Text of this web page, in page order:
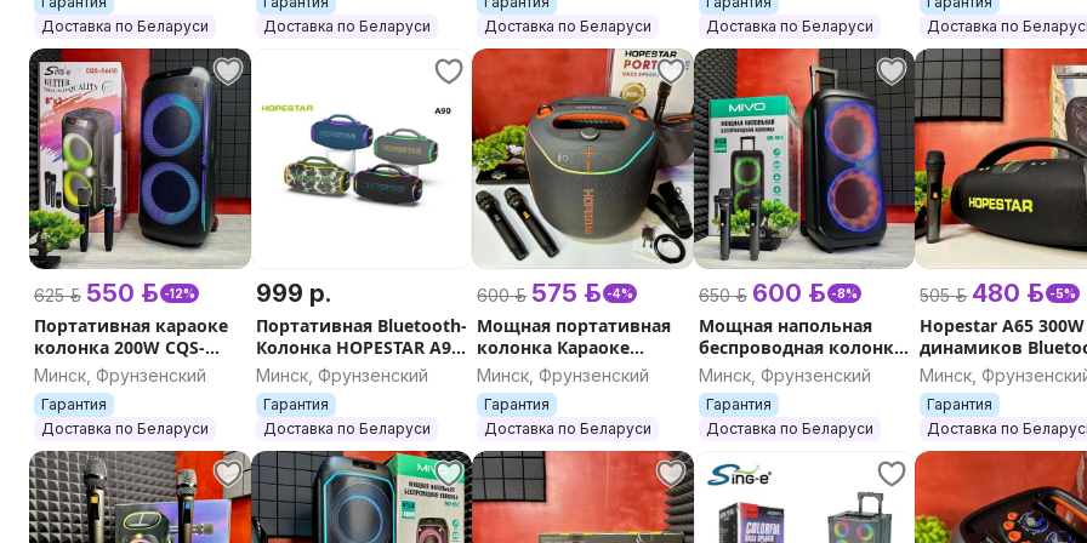
система с RGB
подсветкой
Доставка по Беларуси
подсветка,
беспроводная, караоке
Доставка по Беларуси
динамиков,
беспроводная
Доставка по Беларуси
Bluetooth ,
беспроводная
Доставка по Беларуси
экраном и
микрофонами
200 Вт
Доставка по
625 р. 550 р. -12%
Портативная караоке
колонка 200W CQS-
S6610 с 2-мя
микрофонами, RGB
подсветкой
беспроводная
Bluetooth
Минск, Фрунзенский
Гарантия
Доставка по Беларуси
999 р.
Портативная Bluetooth-
Колонка HOPESTAR A90
(700W, Bluetooth, RGB
подсветка)
Минск, Фрунзенский
Гарантия
Доставка по Беларуси
600 р. 575 р. -4%
Мощная портативная
колонка Караоке
Hopestar Party Box 600
300W с 2-мя
микрофонами,
беспроводная BT
Минск, Фрунзенский
Гарантия
Доставка по Беларуси
650 р. 600 р. -8%
Мощная напольная
беспроводная колонка
Mivo MD-804 с караоке
и 2-мя микрофонами, с
ручкой, 1200W, RGB
Минск, Фрунзенский
Гарантия
Доставка по Беларуси
505 р. 480 р. -5%
Hopestar A65
динамиков
портативная
музыкальная
с микрофоном
JBL
Минск,
Гарантия
Доставка по